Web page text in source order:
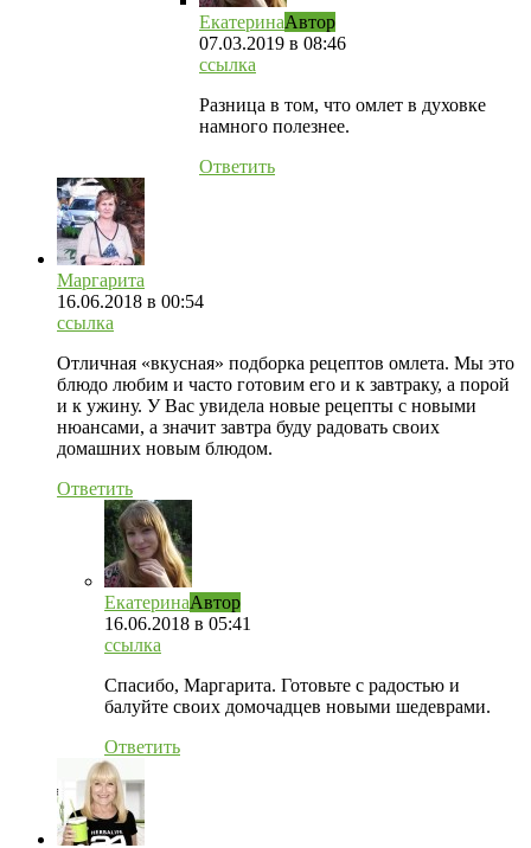
ЕкатеринаАвтор
07.03.2019 в 08:46
ссылка
Разница в том, что омлет в духовке
намного полезнее.
Ответить
Маргарита
16.06.2018 в 00:54
ссылка
Отличная «вкусная» подборка рецептов омлета. Мы это
блюдо любим и часто готовим его и к завтраку, а порой
и к ужину. У Вас увидела новые рецепты с новыми
нюансами, а значит завтра буду радовать своих
домашних новым блюдом.
Ответить
ЕкатеринаАвтор
16.06.2018 в 05:41
ссылка
Спасибо, Маргарита. Готовьте с радостью и
балуйте своих домочадцев новыми шедеврами.
Ответить